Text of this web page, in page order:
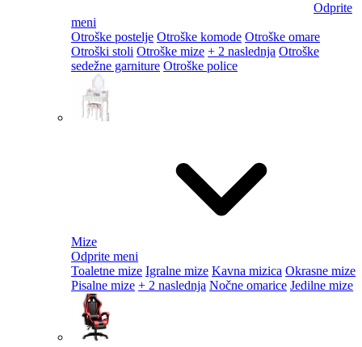
Odprite
meni
Otroške postelje Otroške komode Otroške omare
Otroški stoli Otroške mize + 2 naslednja Otroške
sedežne garniture Otroške police
Mize
Odprite meni
Toaletne mize Igralne mize Kavna mizica Okrasne mize
Pisalne mize + 2 naslednja Nočne omarice Jedilne mize